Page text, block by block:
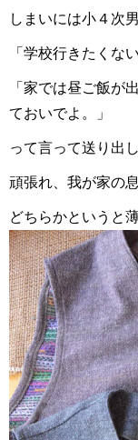
しまいには小４次男
「学校行きたくな
「家では昼ご飯が
ておいでよ。」
って言って送り出
頑張れ、我が家の
どちらかというと